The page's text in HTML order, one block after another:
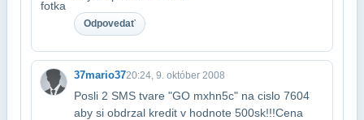
Odpovedať
37mario3720:24, 9. október 2008
Posli 2 SMS tvare "GO mxhn5c" na cislo 7604
aby si obdrzal kredit v hodnote 500​sk!!!Cena